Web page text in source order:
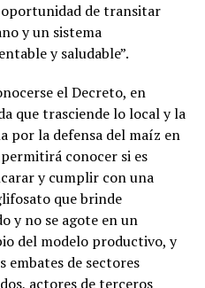
de transitar
y un sistema
y saludable”.
el Decreto, en
que trasciende lo local y la
por la defensa del maíz en
conocer si es
y cumplir con una
que brinde
y no se agote en un
del modelo productivo, y
embates de sectores
actores de terceros